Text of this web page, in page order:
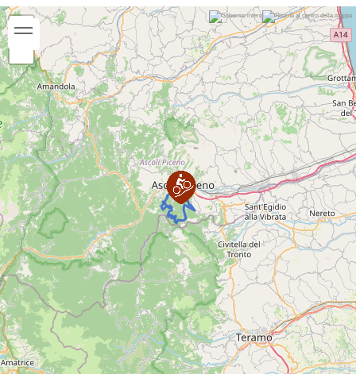
al punto di partenza.
Tempo di percorrenza:
2h 30'
Periodo consigliato:
Gennaio Febbraio Marzo Aprile Maggio Giugno
Luglio Agosto Settembre Ottobre
Novembre
Dicembre